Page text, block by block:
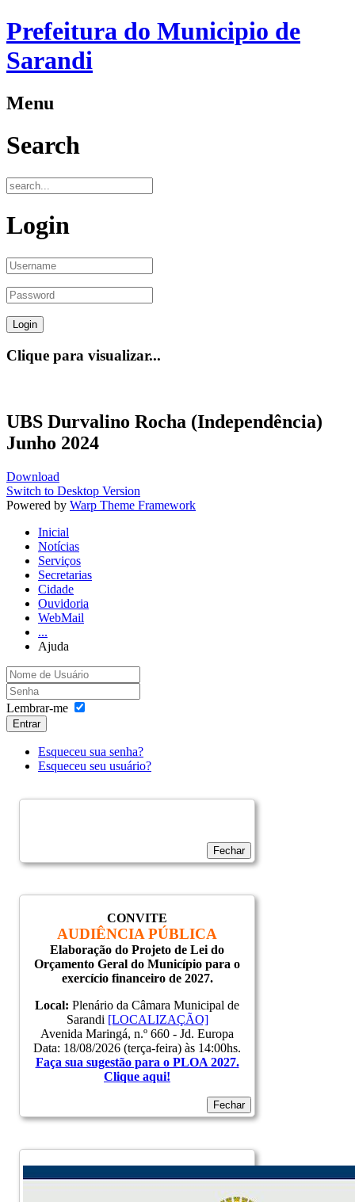
Prefeitura do Municipio de
Sarandi
Menu
Search
Login
Clique para visualizar...
UBS Durvalino Rocha (Independência)
Junho 2024
Download
Switch to Desktop Version
Powered by Warp Theme Framework
Inicial
Notícias
Serviços
Secretarias
Cidade
Ouvidoria
WebMail
...
Ajuda
Lembrar-me
Entrar
Esqueceu sua senha?
Esqueceu seu usuário?
Fechar
CONVITE
AUDIÊNCIA PÚBLICA
Elaboração do Projeto de Lei do
Orçamento Geral do Município para o
exercício financeiro de 2027.
Local: Plenário da Câmara Municipal de
Sarandi [LOCALIZAÇÃO]
Avenida Maringá, n.º 660 - Jd. Europa
Data: 18/08/2026 (terça-feira) às 14:00hs.
Faça sua sugestão para o PLOA 2027.
Clique aqui!
Fechar